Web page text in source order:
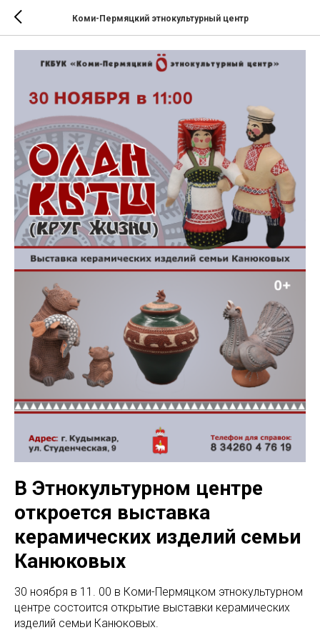
Коми-Пермяцкий этнокультурный центр
В Этнокультурном центре
откроется выставка
керамических изделий семьи
Канюковых
30 ноября в 11. 00 в Коми-Пермяцком этнокультурном
центре состоится открытие выставки керамических
изделий семьи Канюковых.